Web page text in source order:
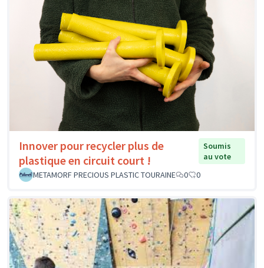
Innover pour recycler plus de
plastique en circuit court !
Soumis
au vote
METAMORF PRECIOUS PLASTIC TOURAINE
0 0